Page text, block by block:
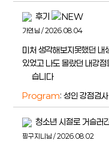
후기
가연님 / 2026.08.04
미처 생각해보지못했던 내
있었고 나도 몰랐던 내강
얶습니다
Program: 성인 강점검사
청소년 시절로 거슬러
핑구지니님 / 2026.08.02